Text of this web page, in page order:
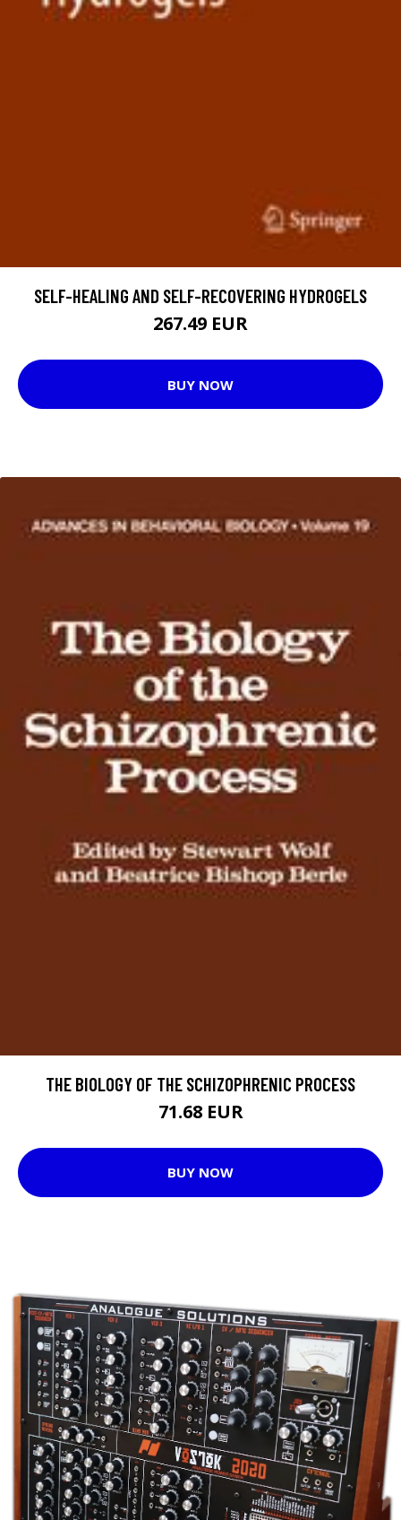
SELF-HEALING AND SELF-RECOVERING HYDROGELS
267.49 EUR
BUY NOW
THE BIOLOGY OF THE SCHIZOPHRENIC PROCESS
71.68 EUR
BUY NOW